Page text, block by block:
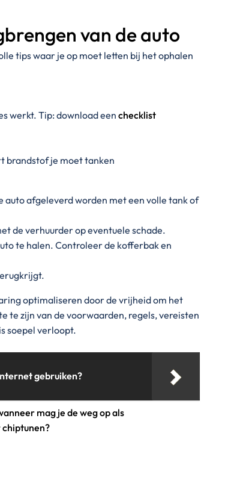
van de auto
tips waar je op moet letten bij het ophalen
werkt. Tip: download een checklist
brandstof je moet tanken
afgeleverd worden met een volle tank of
de verhuurder op eventuele schade.
te halen. Controleer de kofferbak en
optimaliseren door de vrijheid om het
te zijn van de voorwaarden, regels, vereisten
soepel verloopt.
gebruiken?
mag je de weg op als